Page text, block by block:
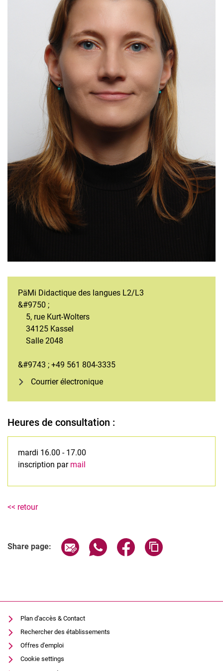
PäMi Didactique des langues L2/L3
&#9750 ;
5, rue Kurt-Wolters
34125 Kassel
Salle 2048
&#9743 ; +49 561 804-3335
Courrier électronique
Heures de consultation :
mardi 16.00 - 17.00
inscription par mail
<< retour
Share page: Share page via email
Share page via WhatsApp
Share page via
Plan d'accès & Contact
Rechercher des établissements
Offres d'emploi
Cookie settings